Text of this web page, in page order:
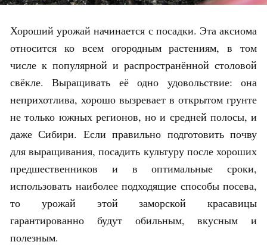
Хороший урожай начинается с посадки. Эта аксиома
относится ко всем огородным растениям, в том
числе к популярной и распространённой столовой
свёкле. Выращивать её одно удовольствие: она
неприхотлива, хорошо вызревает в открытом грунте
не только южных регионов, но и средней полосы, и
даже Сибири. Если правильно подготовить почву
для выращивания, посадить культуру после хороших
предшественников и в оптимальные сроки,
использовать наиболее подходящие способы посева,
то урожай этой заморской красавицы
гарантированно будут обильным, вкусным и
полезным.